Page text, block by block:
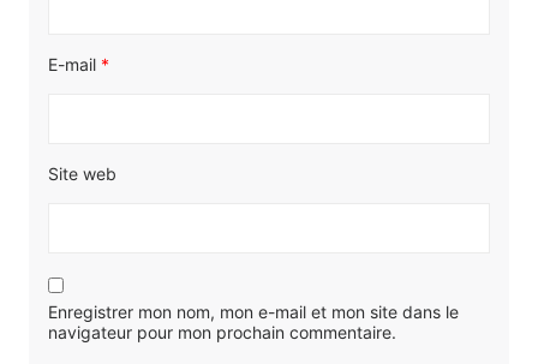
E-mail *
Site web
Enregistrer mon nom, mon e-mail et mon site dans le
navigateur pour mon prochain commentaire.